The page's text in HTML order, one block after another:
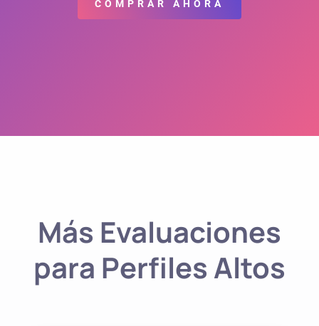
era:
$990 MXN.
es:
$499 MXN.
COMPRAR AHORA
Más Evaluaciones
para Perfiles Altos